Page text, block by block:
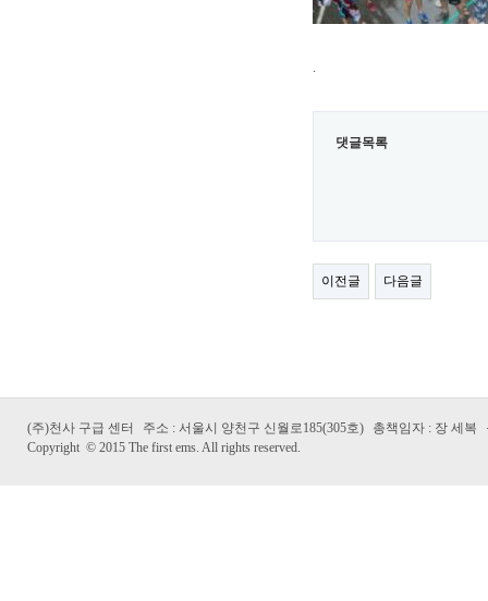
.
댓글목록
이전글 다음글
(주)천사 구급 센터 주소 : 서울시 양천구 신월로185(305호) 총책임자 : 장 세복
Copyright © 2015 The first ems. All rights reserved.